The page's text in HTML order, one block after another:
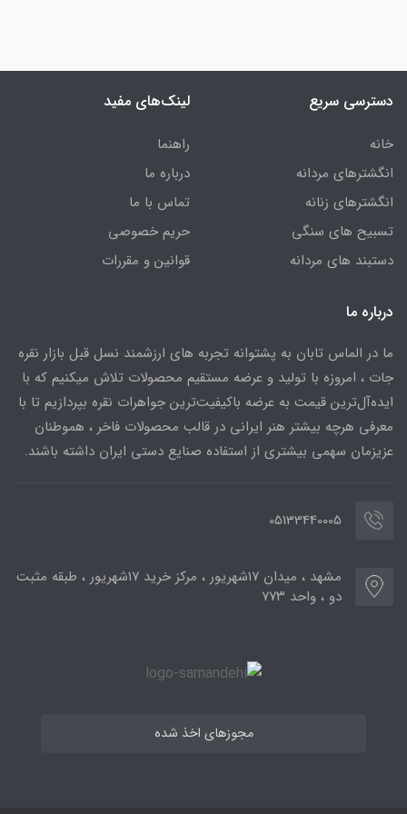
دسترسی سریع
خانه
انگشترهای مردانه
انگشترهای زنانه
تسبیح های سنگی
دستبند های مردانه
لینک‌های مفید
راهنما
درباره ما
تماس با ما
حریم خصوصی
قوانین و مقررات
درباره ما
ما در الماس تابان به پشتوانه تجربه های ارزشمند نسل قبل بازار نقره
جات ، امروزه با تولید و عرضه مستقیم محصولات تلاش میکنیم که با
ایده‌آل‌ترین قیمت به عرضه باکیفیت‌ترین جواهرات نقره بپردازیم تا با
معرفی هرچه بیشتر هنر ایرانی در قالب محصولات فاخر ، هموطنان
عزیزمان سهمی بیشتری از استفاده صنایع دستی ایران داشته باشند.
05133440005
مشهد ، میدان ۱۷شهریور ، مرکز خرید ۱۷شهریور ، طبقه مثبت
دو ، واحد ۷۷۳
مجوزهای اخذ شده